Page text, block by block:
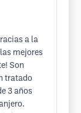
a la
mejores
Son
tratado
3 años